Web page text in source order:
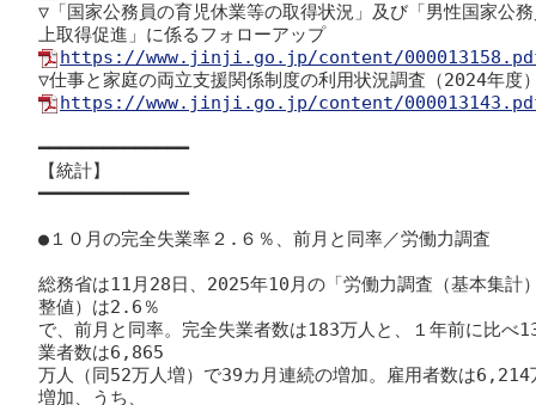
▽「国家公務員の育児休業等の取得状況」及び「男性国家公
https://www.jinji.go.jp/content/
https://www.jinji.go.jp/content/
━━━━━━━━━━━━━━
【統計】
━━━━━━━━━━━━━━
●１０月の完全失業率２.６％、前月と同率／労働力調査
総務省は11月28日、2025年10月の「労働力調査（基本集計
整値）は2.6％
で、前月と同率。完全失業者数は183万人と、１年前に比べ
業者数は6,865
万人（同52万人増）で39カ月連続の増加。雇用者数は
増加、うち、